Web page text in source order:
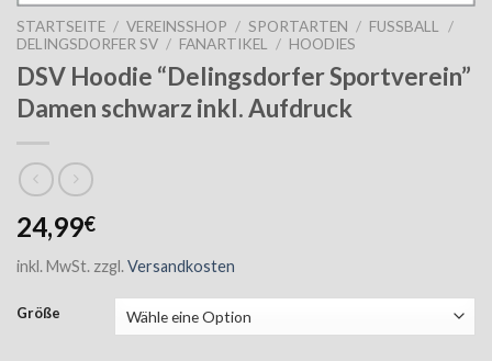
STARTSEITE / VEREINSSHOP / SPORTARTEN / FUSSBALL
/
DELINGSDORFER SV / FANARTIKEL / HOODIES
DSV Hoodie “Delingsdorfer Sportverein”
Damen schwarz inkl. Aufdruck
24,99€
inkl. MwSt. zzgl. Versandkosten
Größe